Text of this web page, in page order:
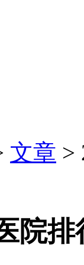
文章 >
院